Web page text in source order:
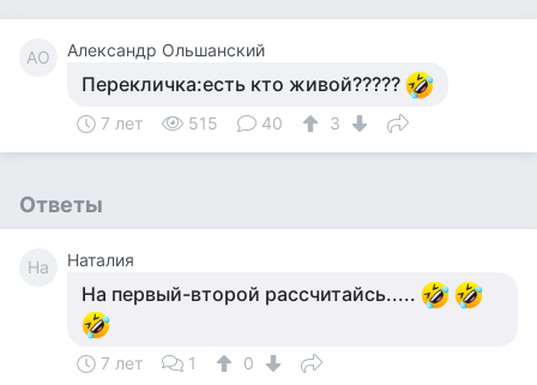
АО Александр Ольшанский
Перекличка:есть кто живой?????
7 лет 515 40 3
Ответы
На Наталия
На первый-второй рассчитайсь.....
7 лет 1 0